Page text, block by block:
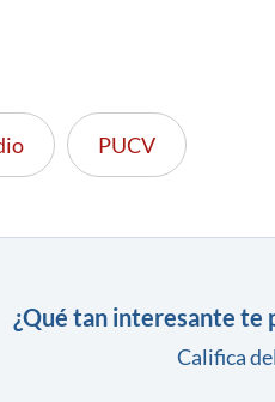
PUCV
¿Qué tan interesante te
Califica